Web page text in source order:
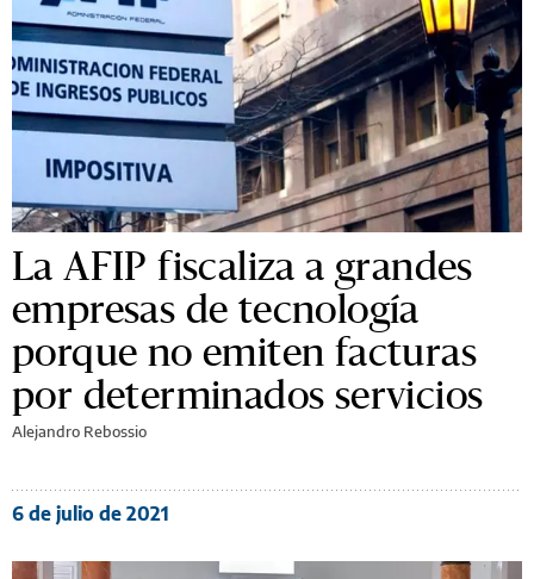
La AFIP fiscaliza a grandes
empresas de tecnología
porque no emiten facturas
por determinados servicios
Alejandro Rebossio
6 de julio de 2021